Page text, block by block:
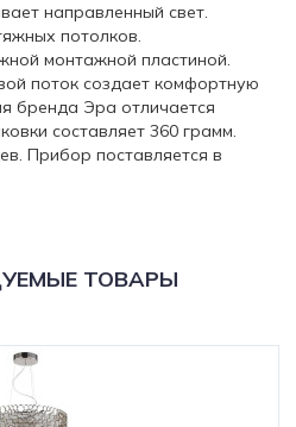
направленный свет.
потолков.
монтажной пластиной.
поток создает комфортную
бренда Эра отличается
составляет 360 грамм.
Прибор поставляется в
ТОВАРЫ